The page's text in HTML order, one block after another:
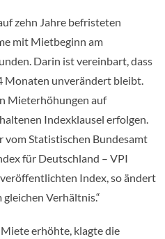
zehn Jahre befristeten
mit Mietbeginn am
Darin ist vereinbart, dass
Monaten unverändert bleibt.
Mieterhöhungen auf
Indexklausel erfolgen.
vom Statistischen Bundesamt
für Deutschland – VPI
Index, so ändert
Verhältnis.“
erhöhte, klagte die